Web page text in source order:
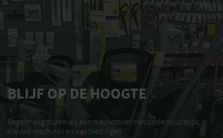
BLIJF OP DE HOOGTE
Regelmatig sturen wij een nieuwsbrief met onderhoudstips,
nieuwe machines en aanbiedingen